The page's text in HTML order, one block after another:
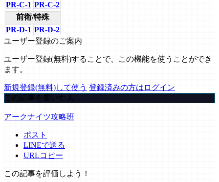
PR-C-1 PR-C-2
前衛/特殊
PR-D-1 PR-D-2
ユーザー登録のご案内
ユーザー登録(無料)することで、この機能を使うことができ
ます。
新規登録(無料)して使う 登録済みの方はログイン
この記事を書いた人
アークナイツ攻略班
ポスト
LINEで送る
URLコピー
この記事を評価しよう！